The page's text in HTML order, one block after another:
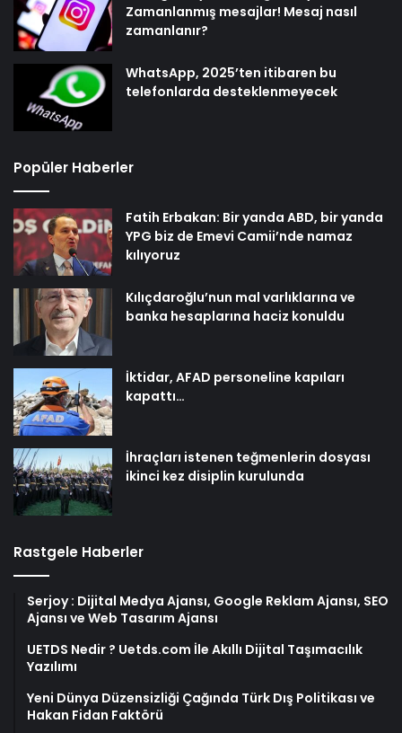
Zamanlanmış mesajlar! Mesaj nasıl
zamanlanır?
WhatsApp, 2025’ten itibaren bu
telefonlarda desteklenmeyecek
Popüler Haberler
Fatih Erbakan: Bir yanda ABD, bir yanda
YPG biz de Emevi Camii’nde namaz
kılıyoruz
Kılıçdaroğlu’nun mal varlıklarına ve
banka hesaplarına haciz konuldu
İktidar, AFAD personeline kapıları
kapattı…
İhraçları istenen teğmenlerin dosyası
ikinci kez disiplin kurulunda
Rastgele Haberler
Serjoy : Dijital Medya Ajansı, Google Reklam Ajansı, SEO
Ajansı ve Web Tasarım Ajansı
UETDS Nedir ? Uetds.com İle Akıllı Dijital Taşımacılık
Yazılımı
Yeni Dünya Düzensizliği Çağında Türk Dış Politikası ve
Hakan Fidan Faktörü